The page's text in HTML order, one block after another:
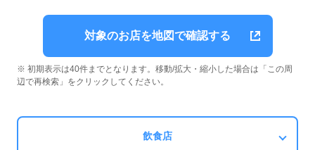
対象のお店を地図で確認する
※ 初期表示は40件までとなります。移動/拡大・縮小した場合は「この周
辺で再検索」をクリックしてください。
飲食店